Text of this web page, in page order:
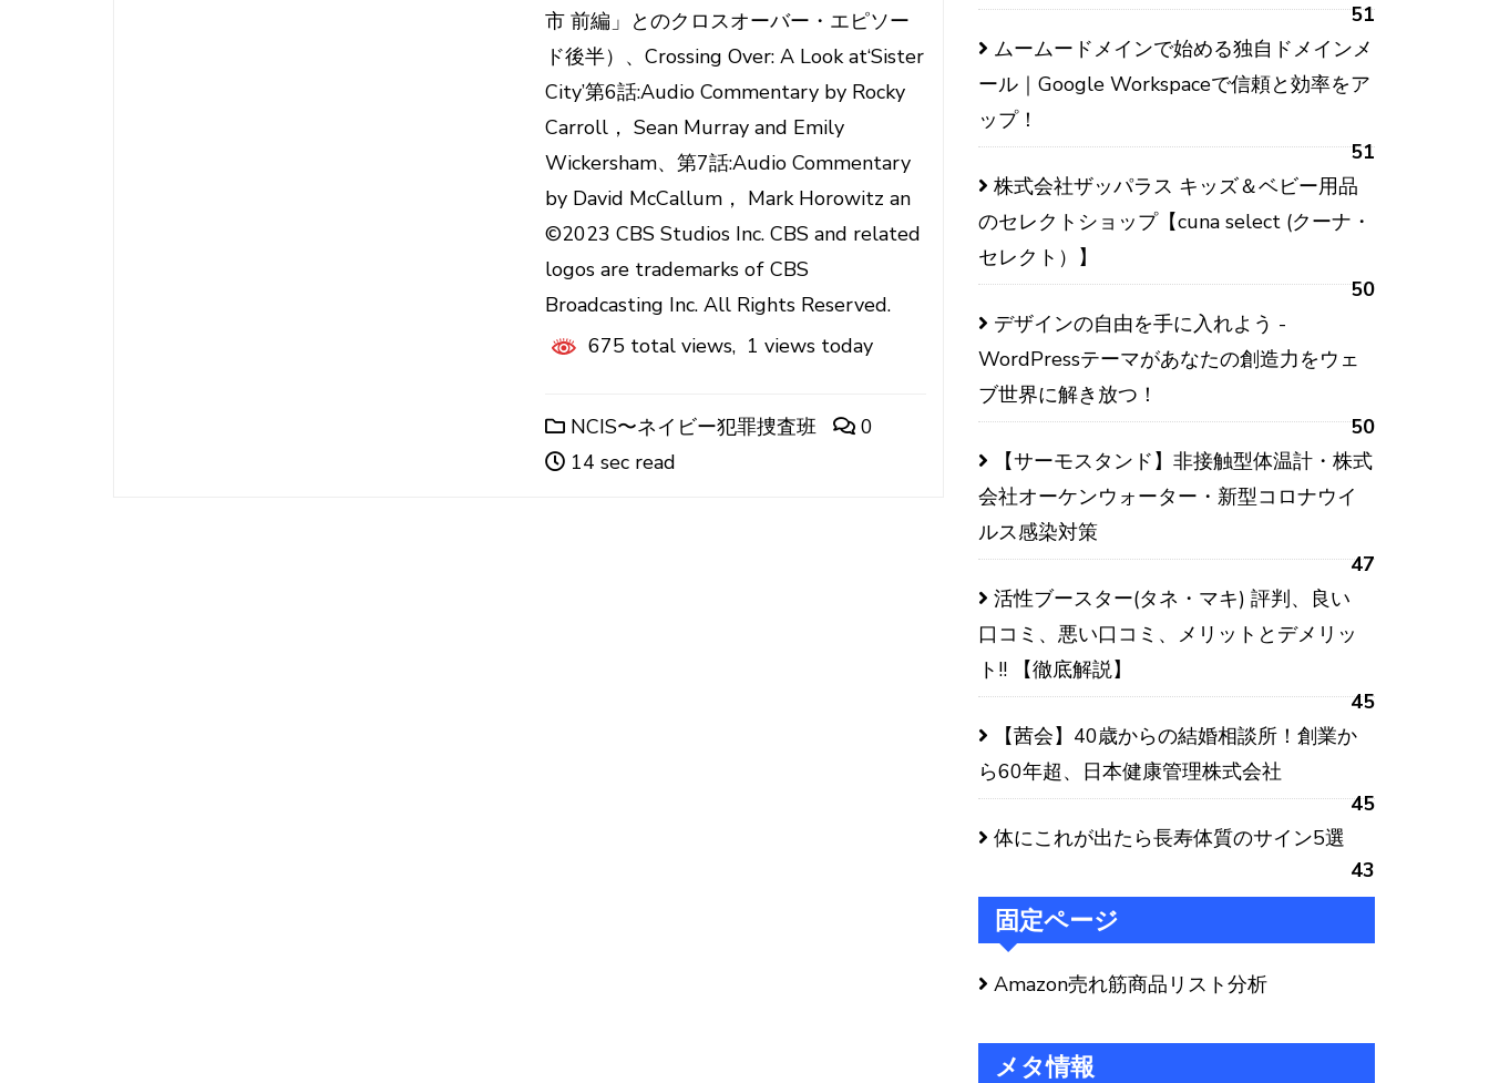
市 前編」とのクロスオーバー・エピソー
ド後半）、Crossing Over: A Look at‘Sister
City’第6話:Audio Commentary by Rocky
Carroll， Sean Murray and Emily
Wickersham、第7話:Audio Commentary
by David McCallum， Mark Horowitz an
©2023 CBS Studios Inc. CBS and related
logos are trademarks of CBS
Broadcasting Inc. All Rights Reserved.
675 total views, 1 views today
NCIS〜ネイビー犯罪捜査班
0
14 sec read
51
ムームードメインで始める独自ドメインメ
ール｜Google Workspaceで信頼と効率をア
ップ！
51
株式会社ザッパラス キッズ＆ベビー用品
のセレクトショップ【cuna select (クーナ・
セレクト）】
50
デザインの自由を手に入れよう -
WordPressテーマがあなたの創造力をウェ
ブ世界に解き放つ！
50
【サーモスタンド】非接触型体温計・株式
会社オーケンウォーター・新型コロナウイ
ルス感染対策
47
活性ブースター(タネ・マキ) 評判、良い
口コミ、悪い口コミ、メリットとデメリッ
ト!! 【徹底解説】
45
【茜会】40歳からの結婚相談所！創業か
ら60年超、日本健康管理株式会社
45
体にこれが出たら長寿体質のサイン5選
43
固定ページ
Amazon売れ筋商品リスト分析
メタ情報